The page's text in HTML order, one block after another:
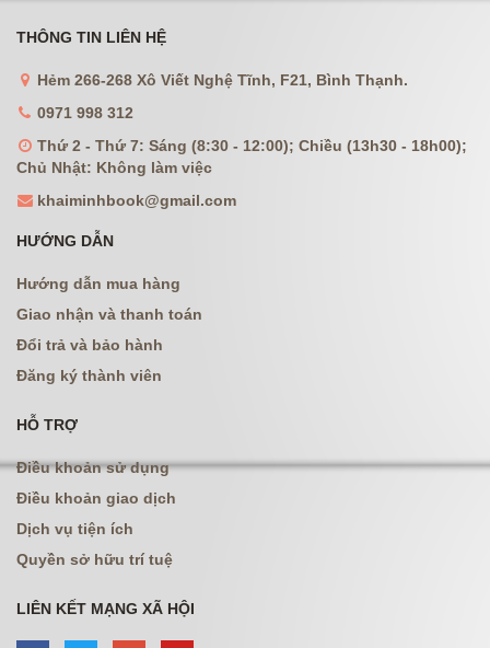
THÔNG TIN LIÊN HỆ
Hẻm 266-268 Xô Viết Nghệ Tĩnh, F21, Bình Thạnh.
0971 998 312
Thứ 2 - Thứ 7: Sáng (8:30 - 12:00); Chiều (13h30 - 18h00);
Chủ Nhật: Không làm việc
khaiminhbook@gmail.com
HƯỚNG DẪN
Hướng dẫn mua hàng
Giao nhận và thanh toán
Đổi trả và bảo hành
Đăng ký thành viên
HỖ TRỢ
Điều khoản sử dụng
Điều khoản giao dịch
Dịch vụ tiện ích
Quyền sở hữu trí tuệ
LIÊN KẾT MẠNG XÃ HỘI